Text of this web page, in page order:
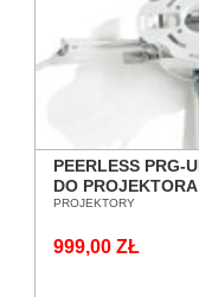
PEERLESS PRG-
DO
REGULACJĄ
PROJEKTORY
999,00 ZŁ